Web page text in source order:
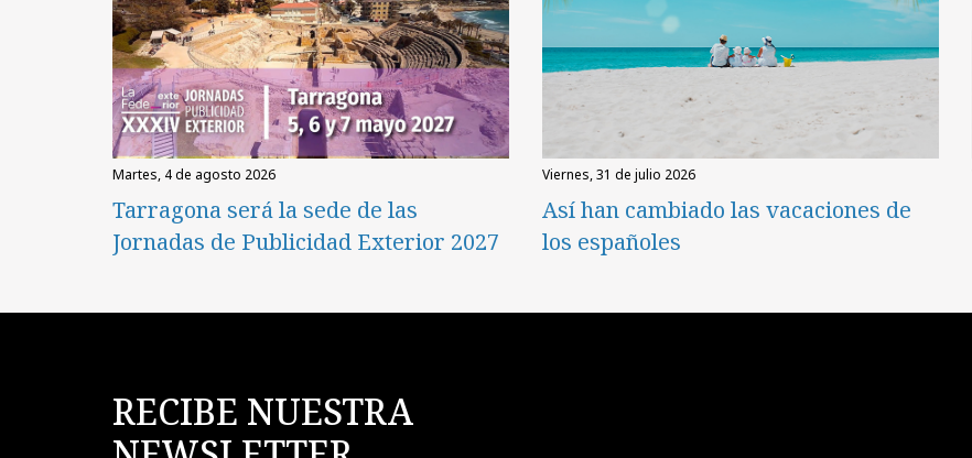
martes, 4 de agosto 2026
Tarragona será la sede de las
Jornadas de Publicidad Exterior 2027
viernes, 31 de julio 2026
Así han cambiado las vacaciones de
los españoles
RECIBE NUESTRA